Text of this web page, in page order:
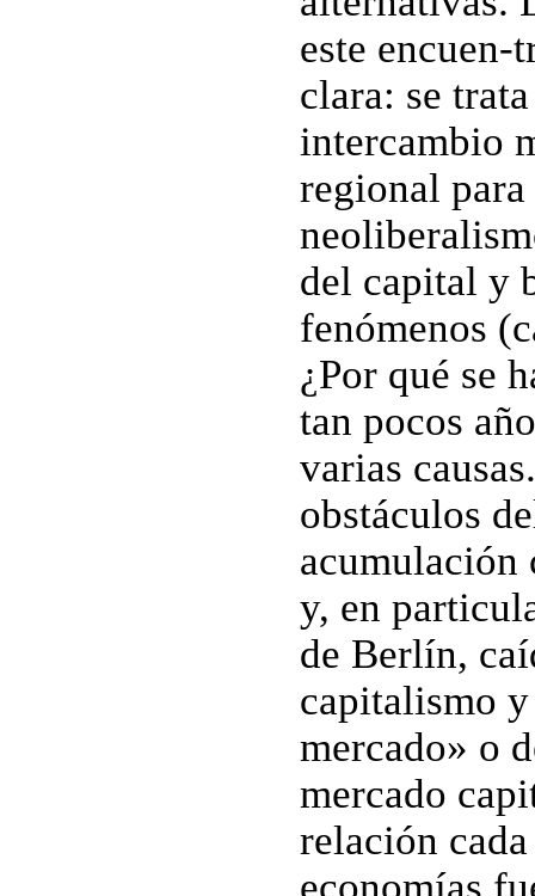
este encuen-
clara: se
intercambio
regional
del capital y
fenómenos
¿Por qué se
tan pocos
varias
obstáculos
acumulación
y, en
de Berlín,
capitalismo
mercado» o
mercado
relación
economías